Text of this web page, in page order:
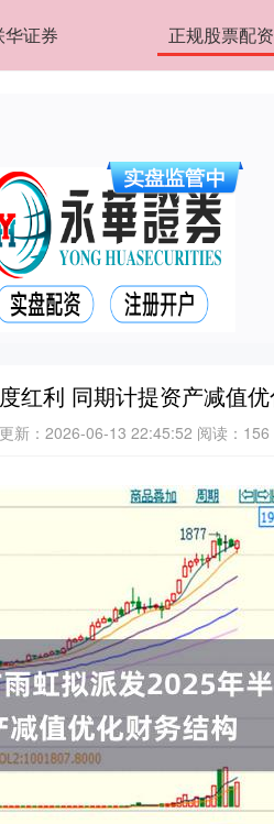
华证券 正规股票配资
红利 同期计提资产减值
更新：2026-06-13 22:45:52 阅读：156